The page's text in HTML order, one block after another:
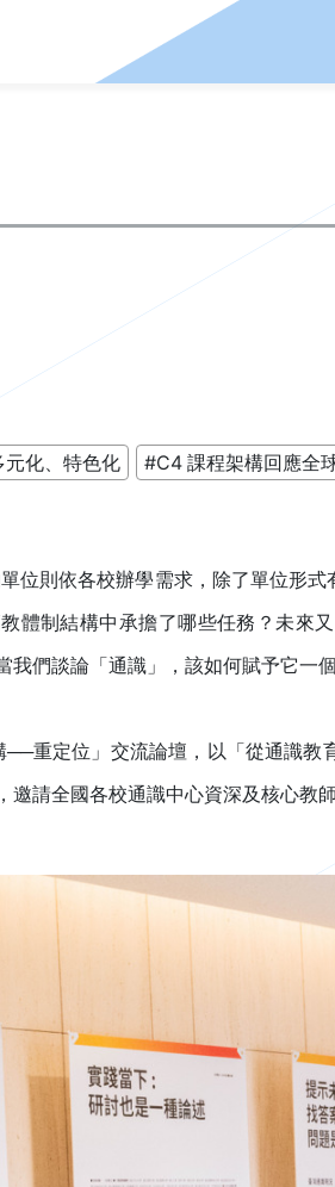
化、特色化 #C4 課程架構回應全
位則依各校辦學需求，除了單位形
制結構中承擔了哪些任務？未來
們談論「通識」，該如何賦予它一
重定位」交流論壇，以「從通識
請全國各校通識中心資深及核心教